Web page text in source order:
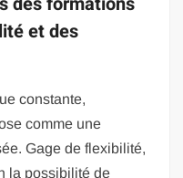
et des
constante,
comme une
Gage de flexibilité,
la possibilité de